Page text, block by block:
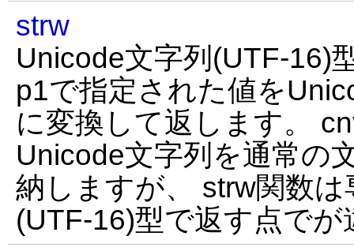
strw
Unicode文字列(UTF-16)
p1で指定された値を
に変換して返します。
Unicode文字列を通常の
納しますが、 strw関数
(UTF-16)型で返す点でが